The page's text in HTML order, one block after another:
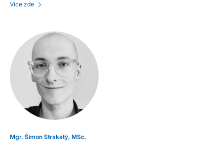
Více zde
Mgr. Šimon Strakatý, MSc.